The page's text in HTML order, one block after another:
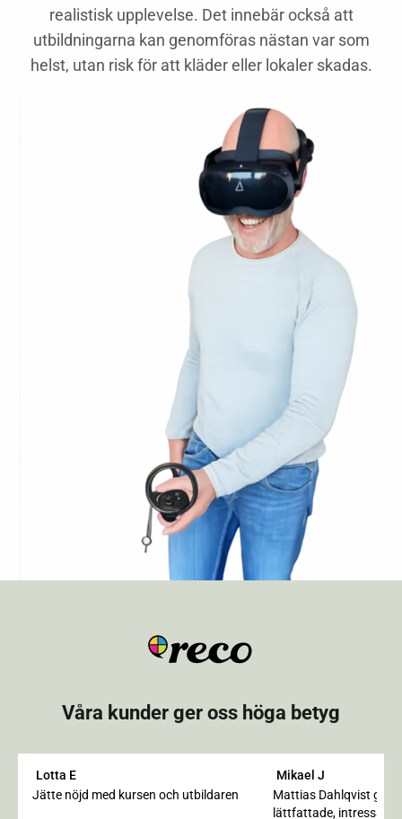
realistisk upplevelse. Det innebär också att
utbildningarna kan genomföras nästan var som
helst, utan risk för att kläder eller lokaler skadas.
Våra kunder ger oss höga betyg